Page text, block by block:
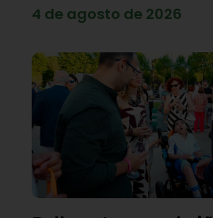
4 de agosto de 2026